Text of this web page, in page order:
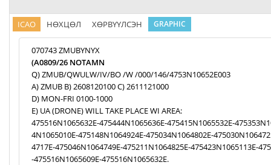
ICAO НӨХЦӨЛ ХӨРВҮҮЛСЭН GRAPHIC
070743 ZMUBYNYX
(A0809/26 NOTAMN
Q) ZMUB/QWULW/IV/BO /W /000/146/4753N10652E003
A) ZMUB B) 2608120100 C) 2611121000
D) MON-FRI 0100-1000
E) UA (DRONE) WILL TAKE PLACE WI AREA:
475516N1065632E-475444N1065636E-475415N1065532E-
4N1065010E-475148N1064924E-475034N1064802E-
4717E-475046N1064749E-475211N1064825E-475423N1065113E-
-475516N1065609E-475516N1065632E.